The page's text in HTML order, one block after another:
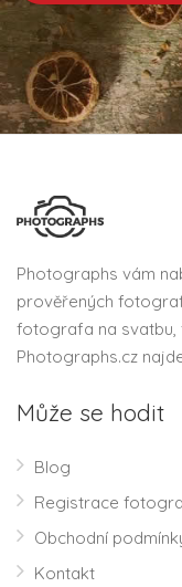
Photographs vám
prověřených
fotografa na svatbu,
Photographs.cz
Může se hodit
Blog
Registrace
Obchodní
Kontakt